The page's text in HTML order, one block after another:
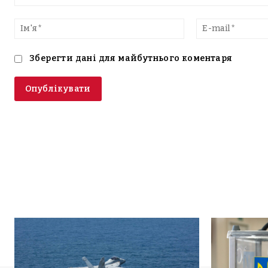
текст
Ім'я*
Зберегти дані для майбутнього коментаря